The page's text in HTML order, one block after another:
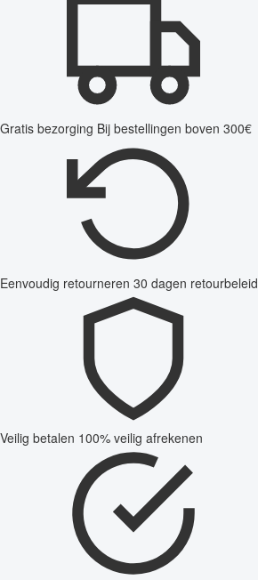
Gratis bezorging Bij bestellingen boven 300€
Eenvoudig retourneren 30 dagen retourbeleid
Veilig betalen 100% veilig afrekenen